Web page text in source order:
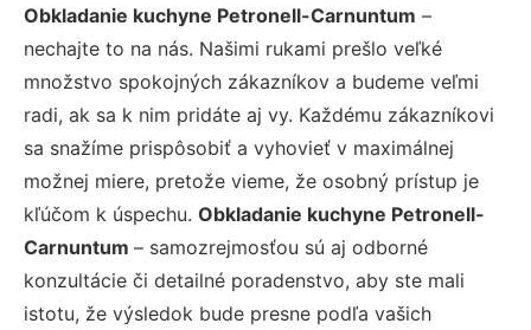
Obkladanie kuchyne Petronell-Carnuntum –
nechajte to na nás. Našimi rukami prešlo veľké
množstvo spokojných zákazníkov a budeme veľmi
radi, ak sa k nim pridáte aj vy. Každému zákazníkovi
sa snažíme prispôsobiť a vyhovieť v maximálnej
možnej miere, pretože vieme, že osobný prístup je
kľúčom k úspechu. Obkladanie kuchyne Petronell-
Carnuntum – samozrejmosťou sú aj odborné
konzultácie či detailné poradenstvo, aby ste mali
istotu, že výsledok bude presne podľa vašich